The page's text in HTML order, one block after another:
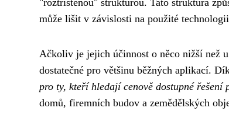
"roztříštěnou" strukturou. Tato struktura
může lišit v závislosti na použité
Ačkoliv je jejich účinnost o něco nižší než
dostatečné pro většinu běžných aplikací.
pro ty, kteří hledají cenově dostupné řešení
domů, firemních budov a zemědělských